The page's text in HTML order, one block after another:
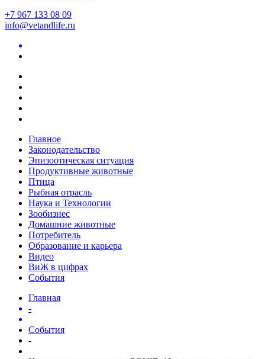
+7 967 133 08 09
info@vetandlife.ru
Главное
Законодательство
Эпизоотическая ситуация
Продуктивные животные
Птица
Рыбная отрасль
Наука и Технологии
Зообизнес
Домашние животные
Потребитель
Образование и карьера
Видео
ВиЖ в цифрах
События
Главная
-
События
-